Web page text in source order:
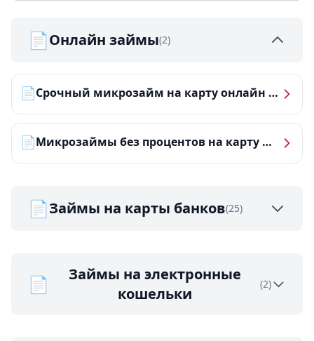
📄Онлайн займы(2)
📄 Срочный микрозайм на карту онлайн — получить деньги за 5 минут
📄 Микрозаймы без процентов на карту — ТОП-10 за 2026 год
📄Займы на карты банков(25)
📄
Займы на электронные
кошельки
(2)